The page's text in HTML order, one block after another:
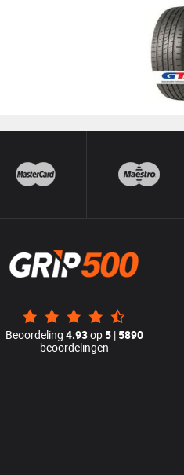
Beoordeling 4.93op5|5890
beoordelingen